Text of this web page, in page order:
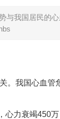
我国居民的
。我国心血管
心力衰竭450